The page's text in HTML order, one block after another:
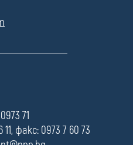
71
факс: 0973 7 60 73